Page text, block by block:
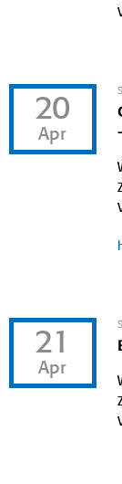
20
Apr
21
Apr